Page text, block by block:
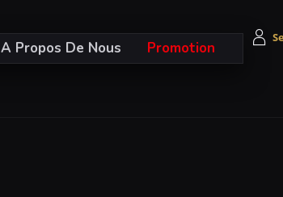
A Propos De Nous Promotion